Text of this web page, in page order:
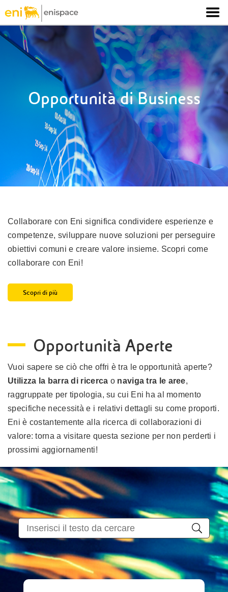
Opportunità di Business
Collaborare con Eni significa condividere esperienze e
competenze, sviluppare nuove soluzioni per perseguire
obiettivi comuni e creare valore insieme. Scopri come
collaborare con Eni!
Scopri di più
Opportunità Aperte
Vuoi sapere se ciò che offri è tra le opportunità aperte?
Utilizza la barra di ricerca o naviga tra le aree,
raggruppate per tipologia, su cui Eni ha al momento
specifiche necessità e i relativi dettagli su come proporti.
Eni è costantemente alla ricerca di collaborazioni di
valore: torna a visitare questa sezione per non perderti i
prossimi aggiornamenti!